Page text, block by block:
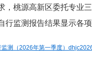
，桃源高新区委托专业
行监测报告结果显示各
测（2026年第一季度）